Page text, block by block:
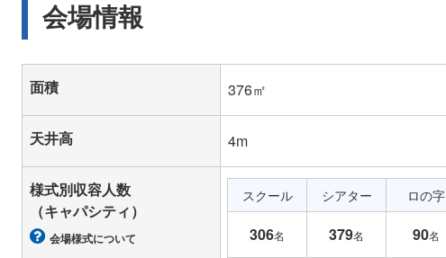
会場情報
面積 376㎡
天井高 4m
様式別収容人数
（キャパシティ）
会場様式について
スクール
306名
シアター
379名
ロの字
90名